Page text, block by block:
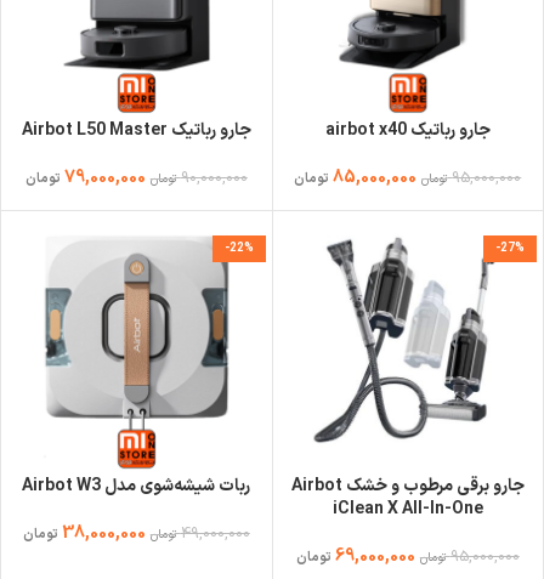
جارو رباتیک airbot x40
95,000,000 تومان 85,000,000 تومان
جارو رباتیک Airbot L50 Master
90,000,000 تومان 79,000,000 تومان
-27%
جارو برقی مرطوب و خشک Airbot
iClean X All-In-One
95,000,000 تومان 69,000,000 تومان
-22%
ربات شیشه‌شوی مدل Airbot W3
49,000,000 تومان 38,000,000 تومان